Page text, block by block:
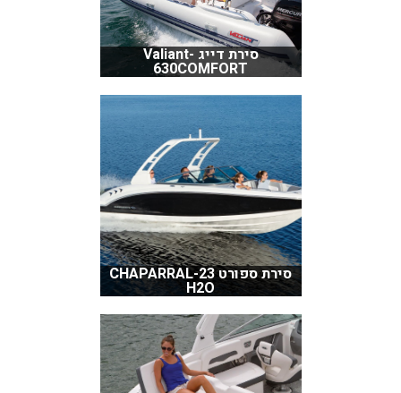
סירת דייג Valiant-
630COMFORT
סירת ספורט CHAPARRAL-23
H2O